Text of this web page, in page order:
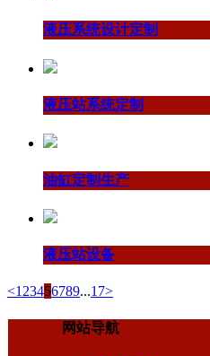
液压系统设计定制
液压站系统定制
油缸定制生产
液压站设备
<1 23456789...17>
网站导航